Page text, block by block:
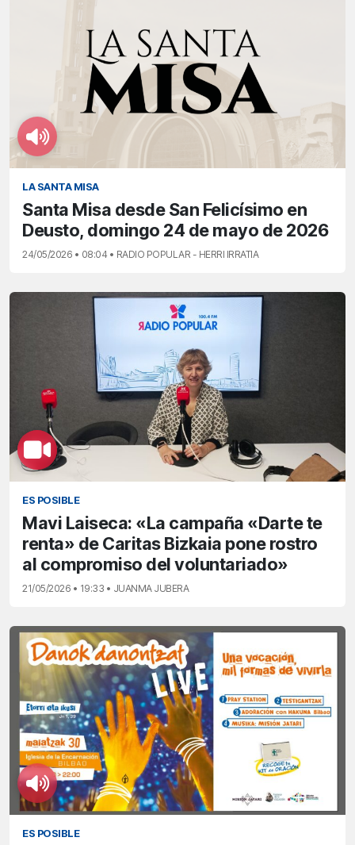
LA SANTA MISA
Santa Misa desde San Felicísimo en
Deusto, domingo 24 de mayo de 2026
24/05/2026 • 08:04 • RADIO POPULAR - HERRI IRRATIA
ES POSIBLE
Mavi Laiseca: «La campaña «Darte te
renta» de Caritas Bizkaia pone rostro
al compromiso del voluntariado»
21/05/2026 • 19:33 • JUANMA JUBERA
ES POSIBLE